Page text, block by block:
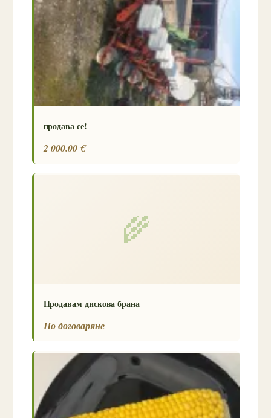
продава се!
2 000.00 €
🌾
Продавам дискова брана
По договаряне